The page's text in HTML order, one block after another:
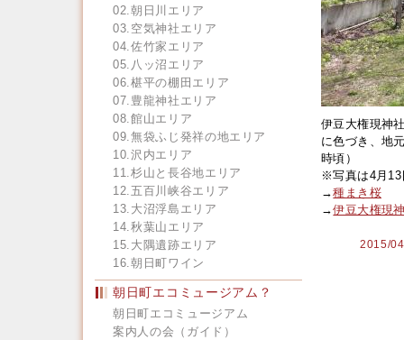
02.朝日川エリア
03.空気神社エリア
04.佐竹家エリア
05.八ッ沼エリア
06.椹平の棚田エリア
07.豊龍神社エリア
08.館山エリア
09.無袋ふじ発祥の地エリア
10.沢内エリア
11.杉山と長谷地エリア
12.五百川峡谷エリア
13.大沼浮島エリア
14.秋葉山エリア
15.大隅遺跡エリア
16.朝日町ワイン
朝日町エコミュージアム？
朝日町エコミュージアム
案内人の会（ガイド）
伊豆大権現神
に色づき、地
時頃）
※写真は4月13
→種まき桜
→伊豆大権現
2015/